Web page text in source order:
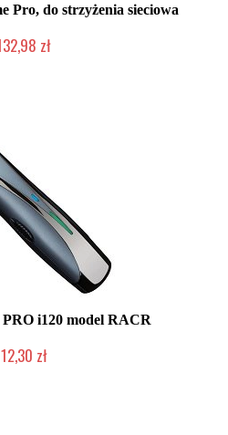
Pro, do strzyżenia sieciowa
zł
i120 model RACR
12,30 zł